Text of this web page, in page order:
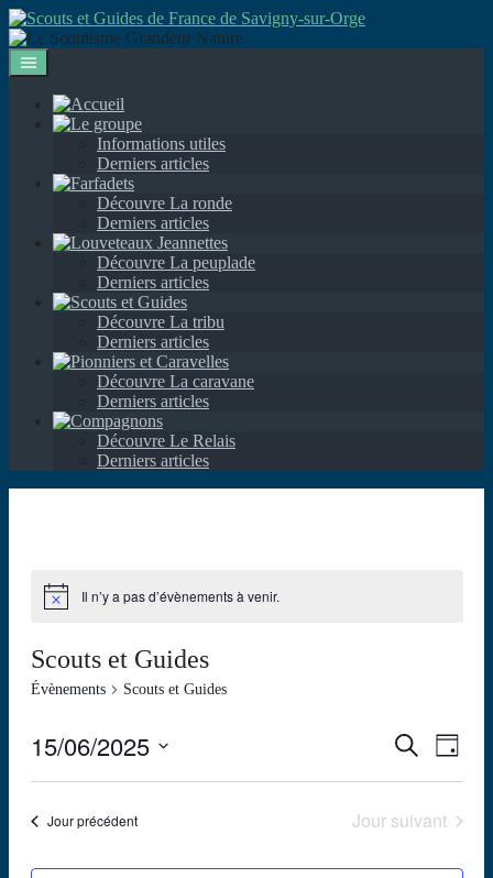
Aller
au
contenu
Informations utiles
Derniers articles
Découvre La ronde
Derniers articles
Découvre La peuplade
Derniers articles
Découvre La tribu
Derniers articles
Découvre La caravane
Derniers articles
Découvre Le Relais
Derniers articles
Il n’y a pas d’évènements à venir.
Scouts et Guides
Évènements Scouts et Guides
de
vues
Recherche
de
vues
Jour
15/06/2025
date.Jour précédent Jour suivant